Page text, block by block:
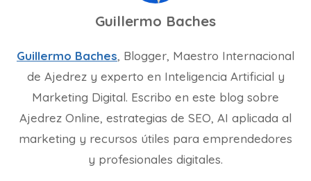
Guillermo Baches
Guillermo Baches, Blogger, Maestro Internacional
de Ajedrez y experto en Inteligencia Artificial y
Marketing Digital. Escribo en este blog sobre
Ajedrez Online, estrategias de SEO, AI aplicada al
marketing y recursos útiles para emprendedores
y profesionales digitales.